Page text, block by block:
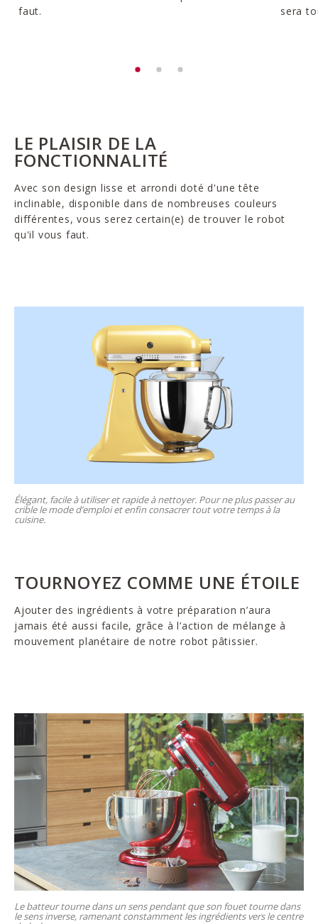
faut.
sera
LE PLAISIR DE LA
FONCTIONNALITÉ
Avec son design lisse et arrondi doté d'une tête
inclinable, disponible dans de nombreuses couleurs
différentes, vous serez certain(e) de trouver le robot
qu'il vous faut.
Élégant, facile à utiliser et rapide à nettoyer. Pour ne plus passer au
crible le mode d’emploi et enfin consacrer tout votre temps à la
cuisine.
TOURNOYEZ COMME UNE ÉTOILE
Ajouter des ingrédients à votre préparation n’aura
jamais été aussi facile, grâce à l’action de mélange à
mouvement planétaire de notre robot pâtissier.
Le batteur tourne dans un sens pendant que son fouet tourne dans
le sens inverse, ramenant constamment les ingrédients vers le centre